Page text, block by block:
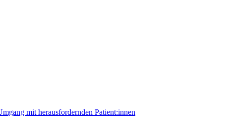
mit herausfordernden Patient:innen